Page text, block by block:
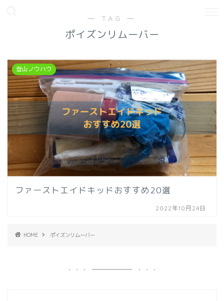
― TAG ―
ポイズンリムーバー
登山ノウハウ
ファーストエイドキッドおすすめ20選
2022年10月24日
HOME ポイズンリムーバー